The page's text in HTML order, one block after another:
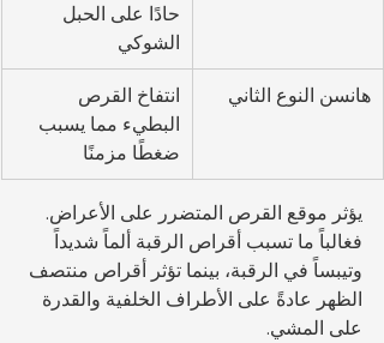
حادًا على الحبل
الشوكي
هانسن النوع الثاني
انتفاخ القرص
البطيء مما يسبب
ضغطًا مزمنًا
يؤثر موقع القرص المتضرر على الأعراض.
فغالباً ما تسبب أقراص الرقبة ألماً شديداً
وتيبساً في الرقبة، بينما تؤثر أقراص منتصف
الظهر عادةً على الأطراف الخلفية والقدرة
على المشي.